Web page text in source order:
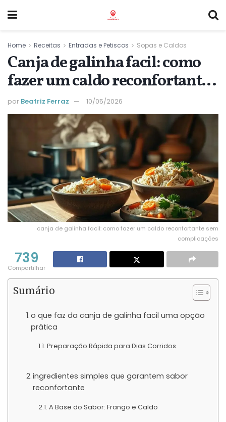
Home Receitas Entradas e Petiscos Sopas e Caldos
Canja de galinha facil: como
fazer um caldo reconfortante
sem complicações
por Beatriz Ferraz 10/05/2026
canja de galinha facil: como fazer um caldo reconfortante sem
complicações
739
Compartilhar
Sumário
o que faz da canja de galinha facil uma opção
prática
Preparação Rápida para Dias Corridos
ingredientes simples que garantem sabor
reconfortante
A Base do Sabor: Frango e Caldo